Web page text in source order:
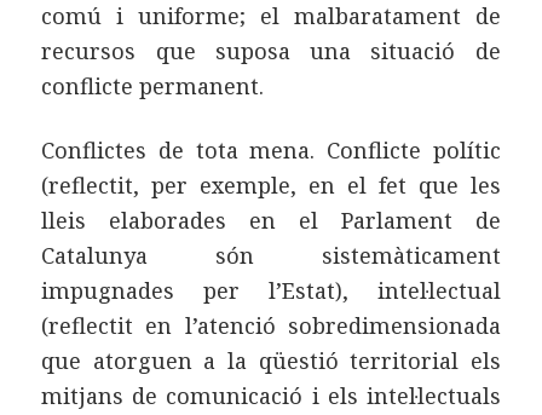
comú i uniforme; el malbaratament de
recursos que suposa una situació de
conflicte permanent.
Conflictes de tota mena. Conflicte polític
(reflectit, per exemple, en el fet que les
lleis elaborades en el Parlament de
Catalunya són sistemàticament
impugnades per l’Estat), intel·lectual
(reflectit en l’atenció sobredimensionada
que atorguen a la qüestió territorial els
mitjans de comunicació i els intel·lectuals